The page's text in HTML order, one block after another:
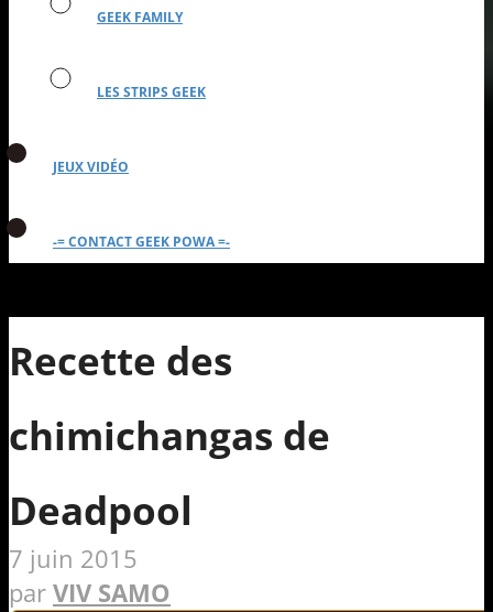
GEEK FAMILY
LES STRIPS GEEK
JEUX VIDÉO
-= CONTACT GEEK POWA =-
Recette des
chimichangas de
Deadpool
7 juin 2015
parVIV SAMO